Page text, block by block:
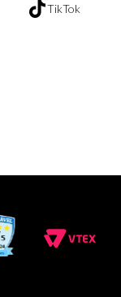
TikTok